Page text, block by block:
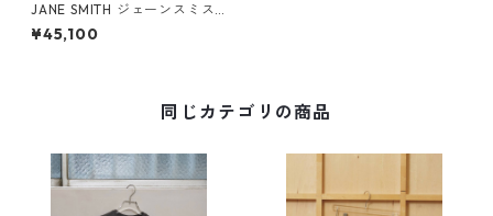
JANE SMITH ジェーンスミス
3G KNIT SHORT SNAP BUTTO
N KNIT VEST
¥45,100
同じカテゴリの商品